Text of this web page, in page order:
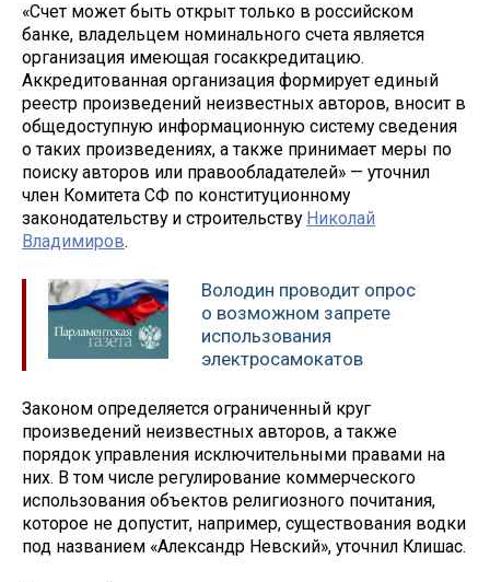
«Счет может быть открыт только в российском
банке, владельцем номинального счета является
организация имеющая госаккредитацию.
Аккредитованная организация формирует единый
реестр произведений неизвестных авторов, вносит в
общедоступную информационную систему сведения
о таких произведениях, а также принимает меры по
поиску авторов или правообладателей» — уточнил
член Комитета СФ по конституционному
законодательству и строительству Николай
Владимиров.
Володин проводит опрос
о возможном запрете
использования
электросамокатов
Законом определяется ограниченный круг
произведений неизвестных авторов, а также
порядок управления исключительными правами на
них. В том числе регулирование коммерческого
использования объектов религиозного почитания,
которое не допустит, например, существования водки
под названием «Александр Невский», уточнил Клишас.